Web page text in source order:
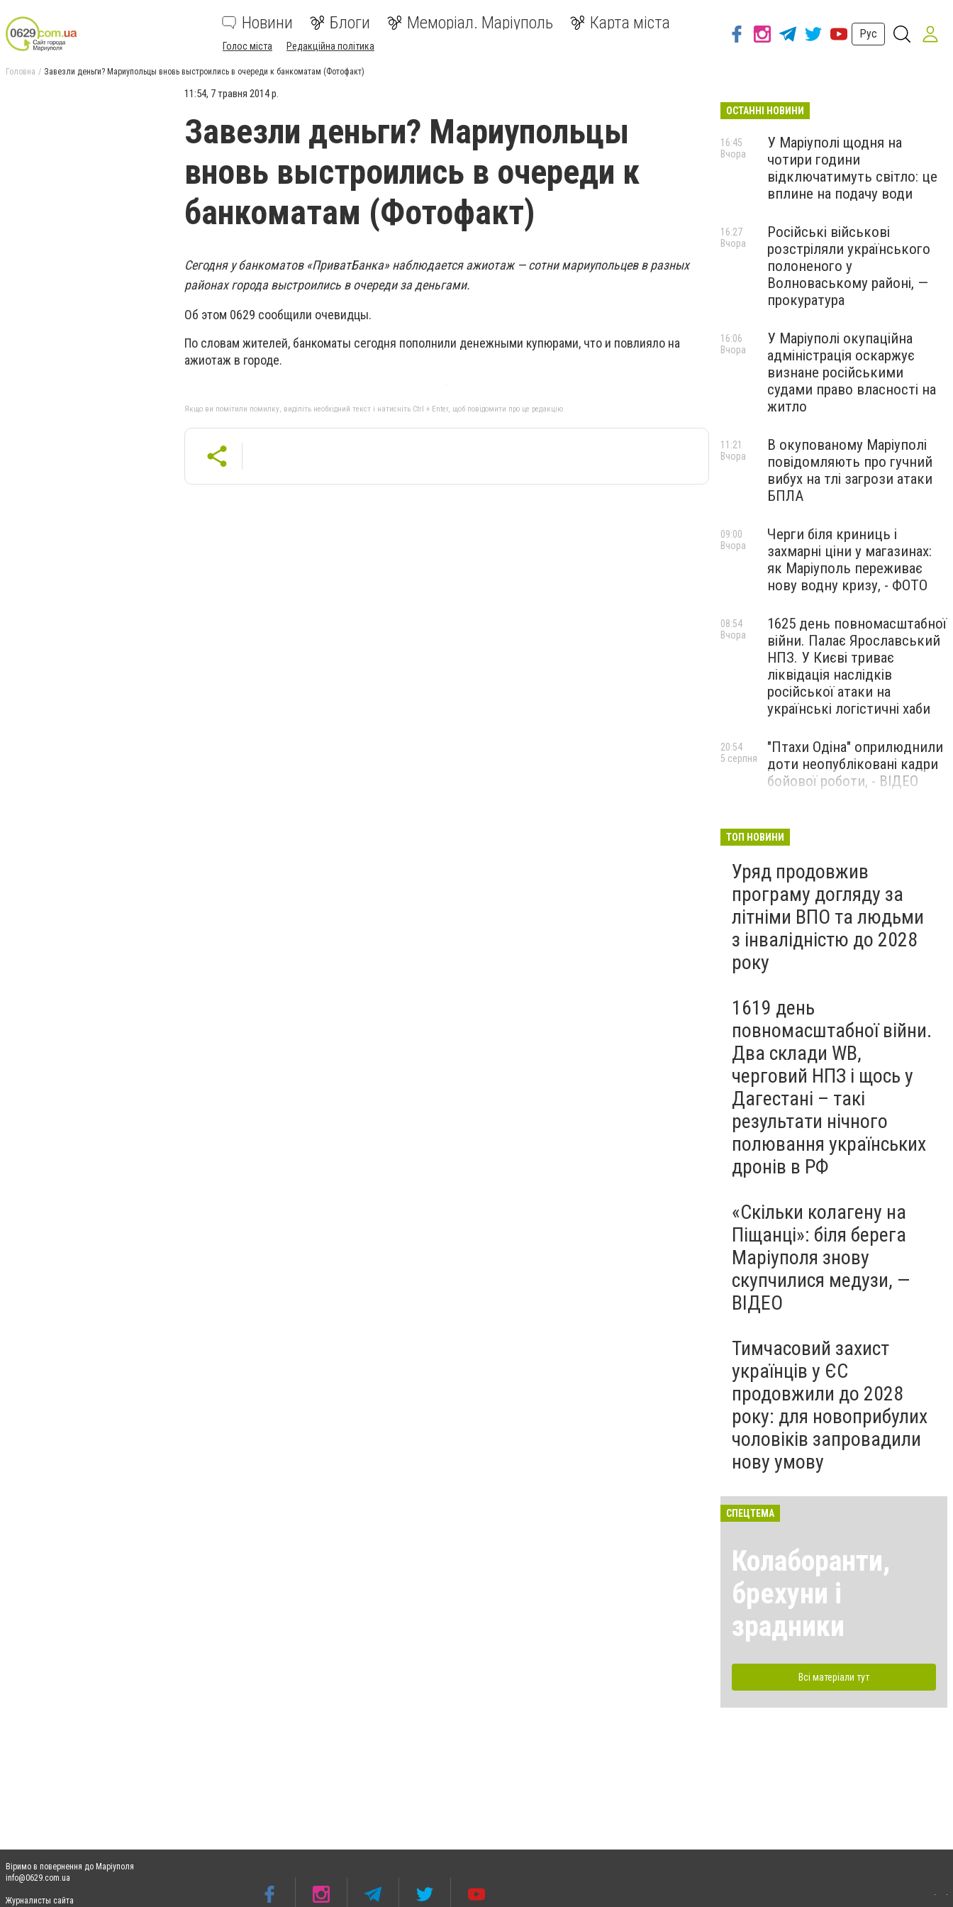
Новини Блоги Меморіал. Маріуполь Карта міста
Голос міста Редакційна політика
Рус
Головна Завезли деньги? Мариупольцы вновь выстроились в очереди к банкоматам (Фотофакт)
11:54, 7 травня 2014 р.
Завезли деньги? Мариупольцы
вновь выстроились в очереди к
банкоматам (Фотофакт)
Сегодня у банкоматов «ПриватБанка» наблюдается ажиотаж — сотни мариупольцев в разных
районах города выстроились в очереди за деньгами.
Об этом 0629 сообщили очевидцы.
По словам жителей, банкоматы сегодня пополнили денежными купюрами, что и повлияло на
ажиотаж в городе.
Якщо ви помітили помилку, виділіть необхідний текст і натисніть Ctrl + Enter, щоб повідомити про це редакцію
ОСТАННІ НОВИНИ
У Маріуполі щодня на
чотири години
відключатимуть світло: це
вплине на подачу води
16:45
Вчора
Російські військові
розстріляли українського
полоненого у
Волноваському районі, —
прокуратура
16:27
Вчора
У Маріуполі окупаційна
адміністрація оскаржує
визнане російськими
судами право власності на
житло
16:06
Вчора
В окупованому Маріуполі
повідомляють про гучний
вибух на тлі загрози атаки
БПЛА
11:21
Вчора
Черги біля криниць і
захмарні ціни у магазинах:
як Маріуполь переживає
нову водну кризу, - ФОТО
09:00
Вчора
1625 день повномасштабної
війни. Палає Ярославський
НПЗ. У Києві триває
ліквідація наслідків
російської атаки на
українські логістичні хаби
08:54
Вчора
"Птахи Одіна" оприлюднили
доти неопубліковані кадри
бойової роботи, - ВІДЕО
20:54
5 серпня
Бєдняков зіграє тата
новому українському
фільмі, - ФОТО
5 серпня
ТОП НОВИНИ
Уряд продовжив
програму догляду за
літніми ВПО та людьми
з інвалідністю до 2028
року
1619 день
повномасштабної війни.
Два склади WB,
черговий НПЗ і щось у
Дагестані – такі
результати нічного
полювання українських
дронів в РФ
«Скільки колагену на
Піщанці»: біля берега
Маріуполя знову
скупчилися медузи, —
ВІДЕО
Тимчасовий захист
українців у ЄС
продовжили до 2028
року: для новоприбулих
чоловіків запровадили
нову умову
СПЕЦТЕМА
Колаборанти,
брехуни і
зрадники
Всі матеріали тут
Віримо в повернення до Маріуполя
info@0629.com.ua
Журналисты сайта